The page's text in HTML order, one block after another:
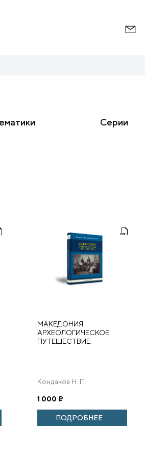
Серии
МАКЕДОНИЯ.
АРХЕОЛОГИЧЕСКОЕ
ПУТЕШЕСТВИЕ.
Кондаков Н. П.
1 000 ₽
ПОДРОБНЕЕ